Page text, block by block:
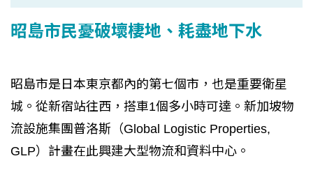
昭島市民憂破壞棲地、耗盡地下水
昭島市是日本東京都內的第七個市，也是重要衛星
城。從新宿站往西，搭車1個多小時可達。新加坡物
流設施集團普洛斯（Global Logistic Properties,
GLP）計畫在此興建大型物流和資料中心。